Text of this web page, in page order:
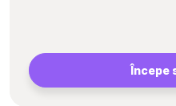
Începe